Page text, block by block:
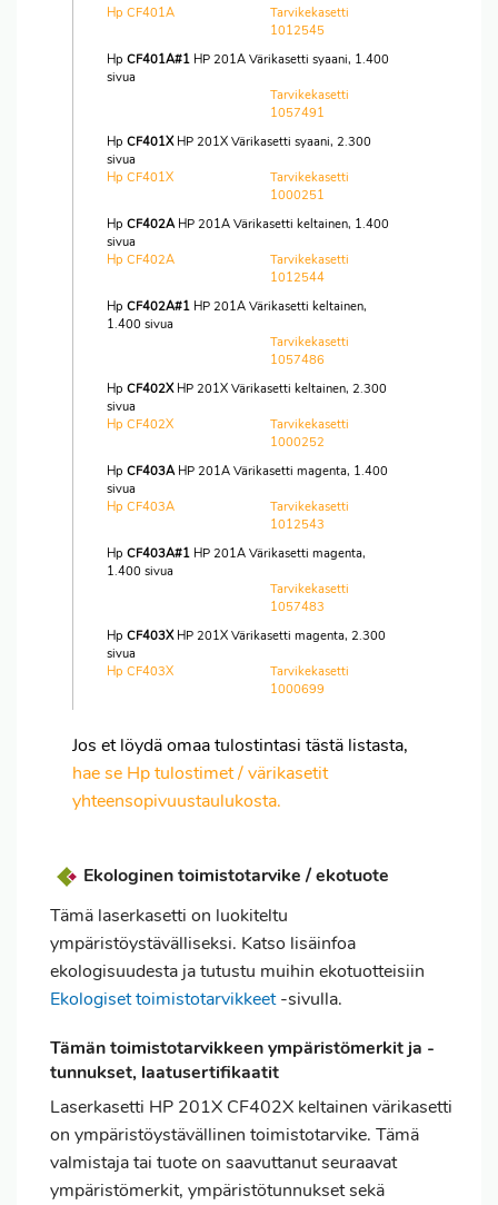
Hp CF401A
Tarvikekasetti
1012545
Hp CF401A#1 HP 201A Värikasetti syaani, 1.400
sivua
Tarvikekasetti
1057491
Hp CF401XHP 201X Värikasetti syaani, 2.300
sivua
Hp CF401X
Tarvikekasetti
1000251
Hp CF402AHP 201A Värikasetti keltainen, 1.400
sivua
Hp CF402A
Tarvikekasetti
1012544
Hp CF402A#1 HP 201A Värikasetti keltainen,
1.400 sivua
Tarvikekasetti
1057486
Hp CF402XHP 201X Värikasetti keltainen, 2.300
sivua
Hp CF402X
Tarvikekasetti
1000252
Hp CF403AHP 201A Värikasetti magenta, 1.400
sivua
Hp CF403A
Tarvikekasetti
1012543
Hp CF403A#1 HP 201A Värikasetti magenta,
1.400 sivua
Tarvikekasetti
1057483
Hp CF403XHP 201X Värikasetti magenta, 2.300
sivua
Hp CF403X
Tarvikekasetti
1000699
Jos et löydä omaa tulostintasi tästä listasta,
hae se Hp tulostimet / värikasetit
yhteensopivuustaulukosta.
Ekologinen toimistotarvike / ekotuote
Tämä laserkasetti on luokiteltu
ympäristöystävälliseksi. Katso lisäinfoa
ekologisuudesta ja tutustu muihin ekotuotteisiin
Ekologiset toimistotarvikkeet-sivulla.
Tämän toimistotarvikkeen ympäristömerkit ja -
tunnukset, laatusertifikaatit
Laserkasetti HP 201X CF402X keltainen värikasetti
on ympäristöystävällinen toimistotarvike. Tämä
valmistaja tai tuote on saavuttanut seuraavat
ympäristömerkit, ympäristötunnukset sekä